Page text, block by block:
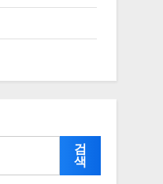
검
색